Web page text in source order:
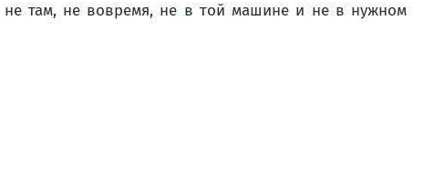
не там, не вовремя, не в той машине и не в нужном